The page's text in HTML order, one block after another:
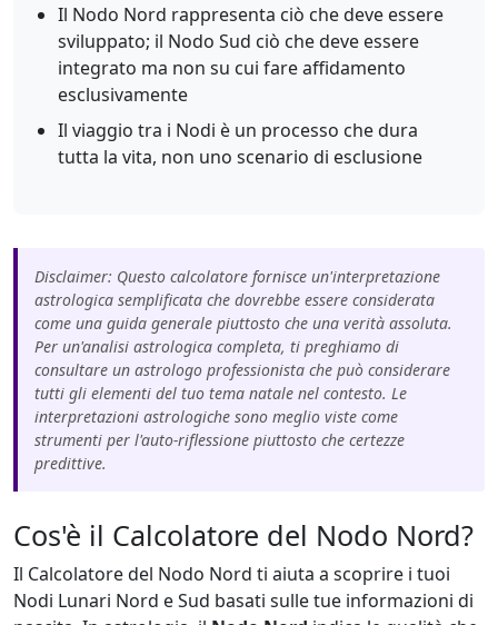
Il Nodo Nord rappresenta ciò che deve essere
sviluppato; il Nodo Sud ciò che deve essere
integrato ma non su cui fare affidamento
esclusivamente
Il viaggio tra i Nodi è un processo che dura
tutta la vita, non uno scenario di esclusione
Disclaimer: Questo calcolatore fornisce un'interpretazione
astrologica semplificata che dovrebbe essere considerata
come una guida generale piuttosto che una verità assoluta.
Per un'analisi astrologica completa, ti preghiamo di
consultare un astrologo professionista che può considerare
tutti gli elementi del tuo tema natale nel contesto. Le
interpretazioni astrologiche sono meglio viste come
strumenti per l'auto-riflessione piuttosto che certezze
predittive.
Cos'è il Calcolatore del Nodo Nord?
Il Calcolatore del Nodo Nord ti aiuta a scoprire i tuoi
Nodi Lunari Nord e Sud basati sulle tue informazioni di